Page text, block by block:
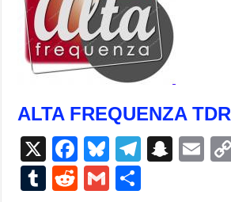
ALTA FREQUENZA TDR
X
F
ac
Bl
u
T
S
E
T
R
G